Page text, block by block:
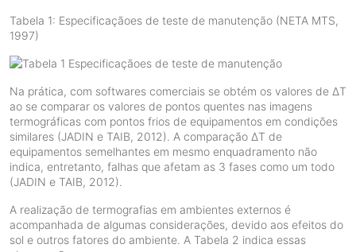
Tabela 1: Especificaçãoes de teste de manutenção (NETA MTS,
1997)
Na prática, com softwares comerciais se obtém os valores de ∆T
ao se comparar os valores de pontos quentes nas imagens
termográficas com pontos frios de equipamentos em condições
similares (JADIN e TAIB, 2012). A comparação ∆T de
equipamentos semelhantes em mesmo enquadramento não
indica, entretanto, falhas que afetam as 3 fases como um todo
(JADIN e TAIB, 2012).
A realização de termografias em ambientes externos é
acompanhada de algumas considerações, devido aos efeitos do
sol e outros fatores do ambiente. A Tabela 2 indica essas